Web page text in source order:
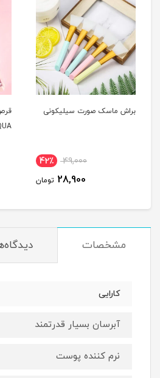
براش ماسک صورت سیلیکونی
49,000 42٪
28,900 تومان
مشخصات
کارایی
آبرسان بسیار قدرتمند
نرم کننده پوست